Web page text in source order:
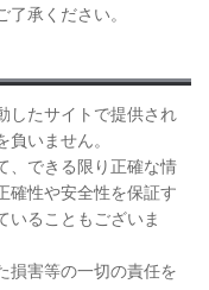
承ください。
したサイトで提供され
いません。
、できる限り正確な情
確性や安全性を保証す
いることもございま
損害等の一切の責任を